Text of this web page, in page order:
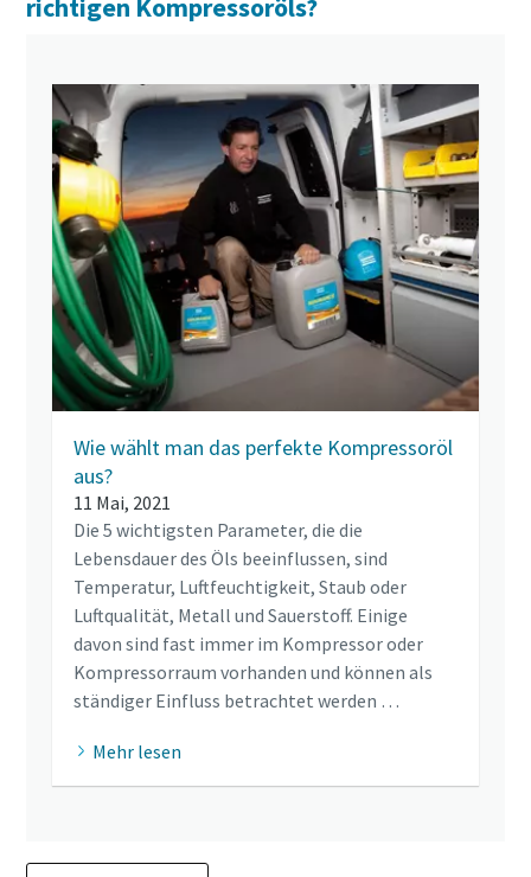
richtigen Kompressoröls?
Wie wählt man das perfekte Kompressoröl
aus?
11 Mai, 2021
Die 5 wichtigsten Parameter, die die
Lebensdauer des Öls beeinflussen, sind
Temperatur, Luftfeuchtigkeit, Staub oder
Luftqualität, Metall und Sauerstoff. Einige
davon sind fast immer im Kompressor oder
Kompressorraum vorhanden und können als
ständiger Einfluss betrachtet werden …
Mehr lesen